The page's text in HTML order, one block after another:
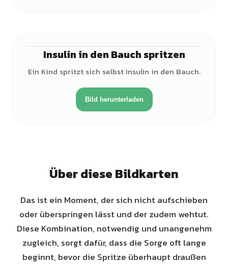
♀
Insulin in den Bauch spritzen
Ein Kind spritzt sich selbst Insulin in den Bauch.
Bild herunterladen
Über diese Bildkarten
Das ist ein Moment, der sich nicht aufschieben
oder überspringen lässt und der zudem wehtut.
Diese Kombination, notwendig und unangenehm
zugleich, sorgt dafür, dass die Sorge oft lange
beginnt, bevor die Spritze überhaupt draußen